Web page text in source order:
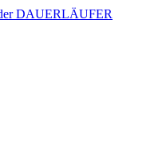
DAUERLÄUFER